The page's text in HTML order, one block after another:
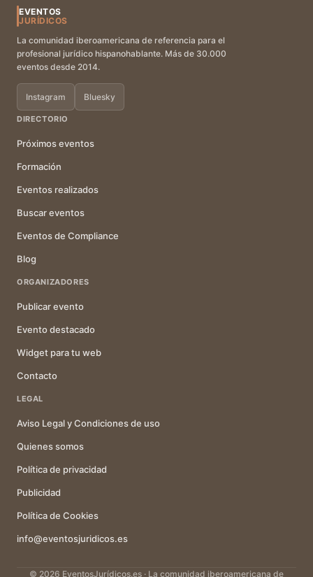
EVENTOS
JURÍDICOS
La comunidad iberoamericana de referencia para el
profesional jurídico hispanohablante. Más de 30.000
eventos desde 2014.
Instagram Bluesky
DIRECTORIO
Próximos eventos
Formación
Eventos realizados
Buscar eventos
Eventos de Compliance
Blog
ORGANIZADORES
Publicar evento
Evento destacado
Widget para tu web
Contacto
LEGAL
Aviso Legal y Condiciones de uso
Quienes somos
Política de privacidad
Publicidad
Política de Cookies
info@eventosjuridicos.es
© 2026 EventosJurídicos.es · La comunidad iberoamericana de